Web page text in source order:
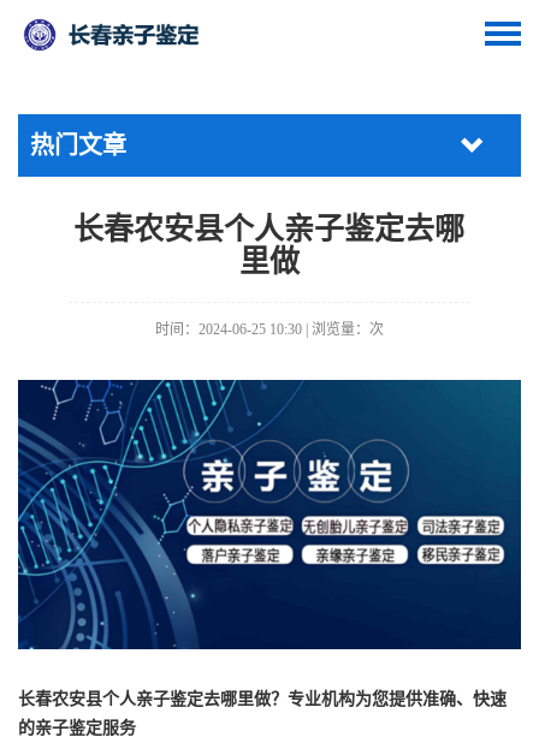
热门文章
长春农安县个人亲子鉴定去哪
里做
时间：2024-06-25 10:30 | 浏览量： 次
长春农安县个人亲子鉴定去哪里做？专业机构为您提供准确、快速
的亲子鉴定服务